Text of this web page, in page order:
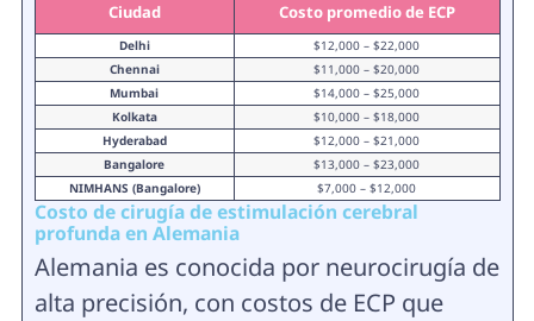
Ciudad Costo promedio de ECP
Delhi
$12,000 – $22,000
Chennai
$11,000 – $20,000
Mumbai
$14,000 – $25,000
Kolkata
$10,000 – $18,000
Hyderabad
$12,000 – $21,000
Bangalore
$13,000 – $23,000
NIMHANS (Bangalore)
$7,000 – $12,000
Costo de cirugía de estimulación cerebral
profunda en Alemania
Alemania es conocida por neurocirugía de
alta precisión, con costos de ECP que